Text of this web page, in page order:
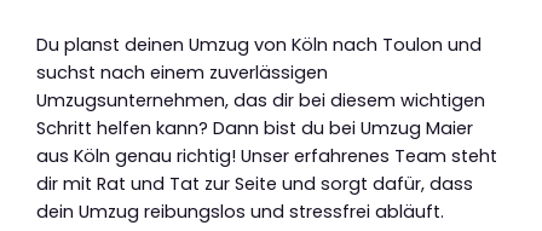
Du planst deinen Umzug von Köln nach Toulon und
suchst nach einem zuverlässigen
Umzugsunternehmen, das dir bei diesem wichtigen
Schritt helfen kann? Dann bist du bei Umzug Maier
aus Köln genau richtig! Unser erfahrenes Team steht
dir mit Rat und Tat zur Seite und sorgt dafür, dass
dein Umzug reibungslos und stressfrei abläuft.